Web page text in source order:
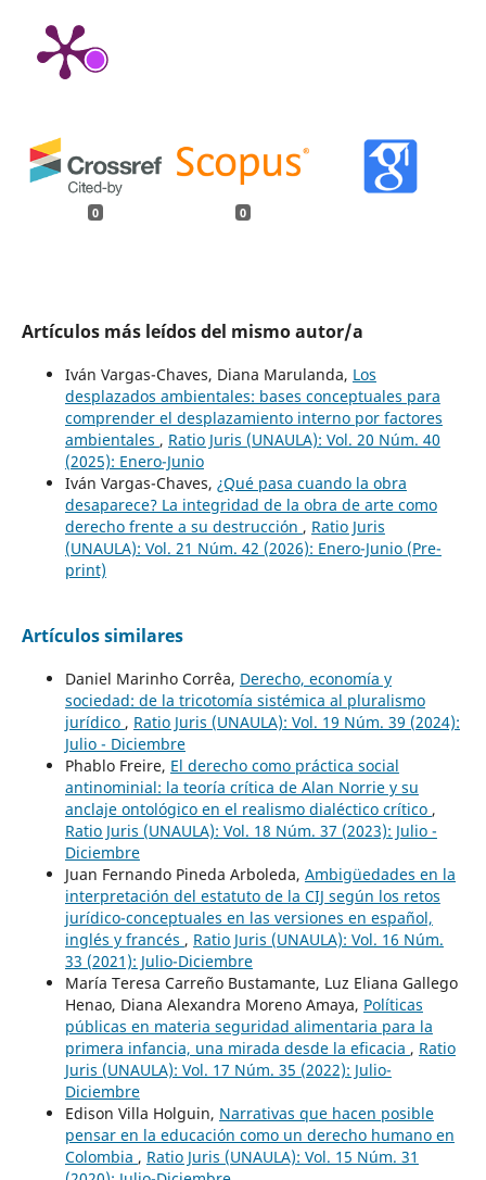
0 0
Artículos más leídos del mismo autor/a
Iván Vargas-Chaves, Diana Marulanda, Los
desplazados ambientales: bases conceptuales para
comprender el desplazamiento interno por factores
ambientales , Ratio Juris (UNAULA): Vol. 20 Núm. 40
(2025): Enero-Junio
Iván Vargas-Chaves, ¿Qué pasa cuando la obra
desaparece? La integridad de la obra de arte como
derecho frente a su destrucción , Ratio Juris
(UNAULA): Vol. 21 Núm. 42 (2026): Enero-Junio (Pre-
print)
Artículos similares
Daniel Marinho Corrêa, Derecho, economía y
sociedad: de la tricotomía sistémica al pluralismo
jurídico , Ratio Juris (UNAULA): Vol. 19 Núm. 39 (2024):
Julio - Diciembre
Phablo Freire, El derecho como práctica social
antinominial: la teoría crítica de Alan Norrie y su
anclaje ontológico en el realismo dialéctico crítico ,
Ratio Juris (UNAULA): Vol. 18 Núm. 37 (2023): Julio -
Diciembre
Juan Fernando Pineda Arboleda, Ambigüedades en la
interpretación del estatuto de la CIJ según los retos
jurídico-conceptuales en las versiones en español,
inglés y francés , Ratio Juris (UNAULA): Vol. 16 Núm.
33 (2021): Julio-Diciembre
María Teresa Carreño Bustamante, Luz Eliana Gallego
Henao, Diana Alexandra Moreno Amaya, Políticas
públicas en materia seguridad alimentaria para la
primera infancia, una mirada desde la eficacia , Ratio
Juris (UNAULA): Vol. 17 Núm. 35 (2022): Julio-
Diciembre
Edison Villa Holguin, Narrativas que hacen posible
pensar en la educación como un derecho humano en
Colombia , Ratio Juris (UNAULA): Vol. 15 Núm. 31